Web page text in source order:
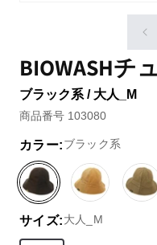
BIOWASHチ
ブラック系 / 大人_M
商品番号 103080
カラー:ブラック系
ラ
ッ
ク
ベ
ー
ジ
リ
サイズ:大人_M